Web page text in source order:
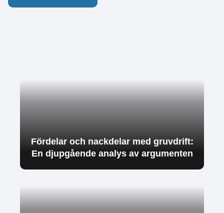
Fördelar och nackdelar med gruvdrift:
En djupgående analys av argumenten